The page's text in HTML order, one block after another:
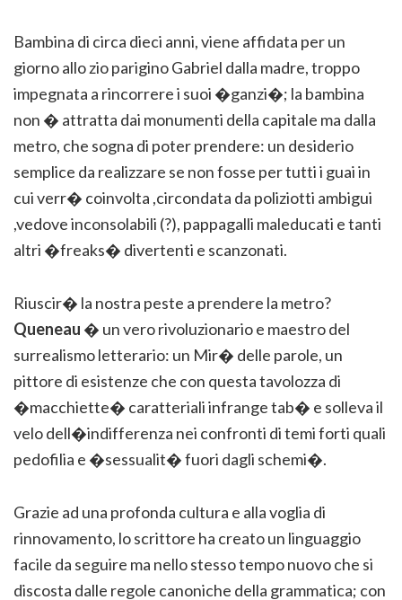
Bambina di circa dieci anni, viene affidata per un
giorno allo zio parigino Gabriel dalla madre, troppo
impegnata a rincorrere i suoi �ganzi�; la bambina
non � attratta dai monumenti della capitale ma dalla
metro, che sogna di poter prendere: un desiderio
semplice da realizzare se non fosse per tutti i guai in
cui verr� coinvolta ,circondata da poliziotti ambigui
,vedove inconsolabili (?), pappagalli maleducati e tanti
altri �freaks� divertenti e scanzonati.
Riuscir� la nostra peste a prendere la metro?
Queneau � un vero rivoluzionario e maestro del
surrealismo letterario: un Mir� delle parole, un
pittore di esistenze che con questa tavolozza di
�macchiette� caratteriali infrange tab� e solleva il
velo dell�indifferenza nei confronti di temi forti quali
pedofilia e �sessualit� fuori dagli schemi�.
Grazie ad una profonda cultura e alla voglia di
rinnovamento, lo scrittore ha creato un linguaggio
facile da seguire ma nello stesso tempo nuovo che si
discosta dalle regole canoniche della grammatica; con